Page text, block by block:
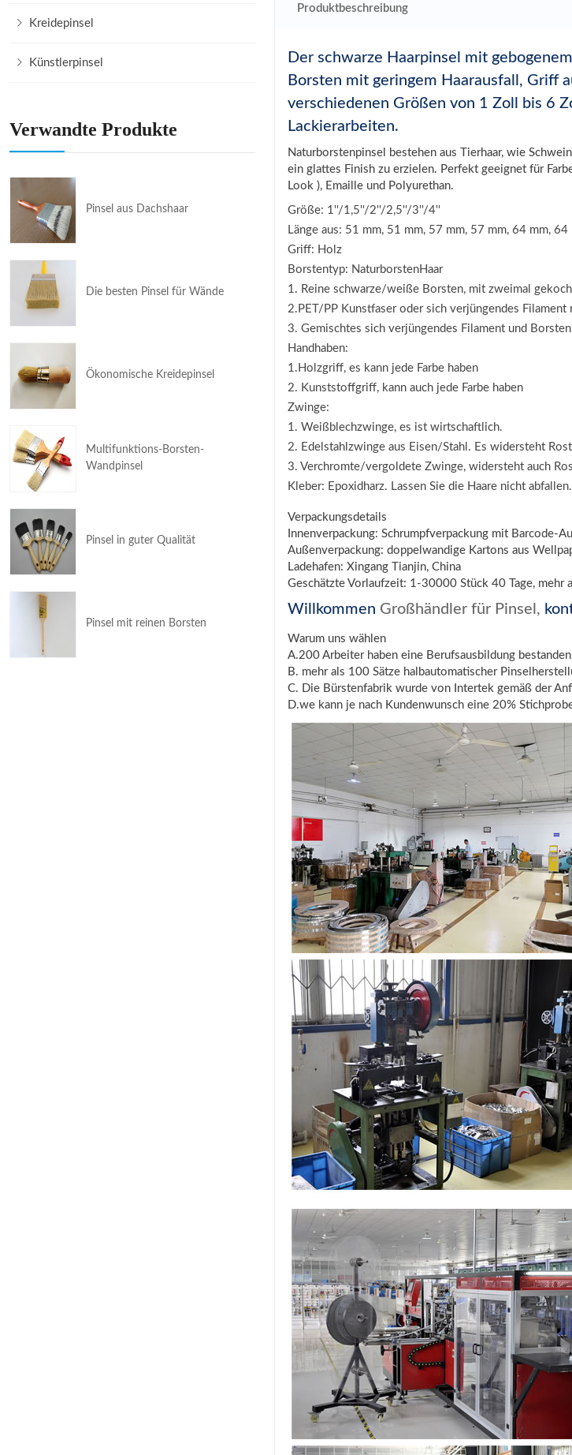
Produktbeschreibung
Der schwarze Haarpinsel mit
Borsten mit geringem Haarausfall, Griff
verschiedenen Größen von 1 Zoll bis 6
Lackierarbeiten.
Naturborstenpinsel bestehen aus Tierhaar, wie
ein glattes Finish zu erzielen. Perfekt geeignet für
Look ), Emaille und Polyurethan.
Größe: 1''/1,5''/2''/2,5''/3''/4''
Länge aus: 51 mm, 51 mm, 57 mm, 57 mm, 64 mm, 64
Griff: Holz
Borstentyp: NaturborstenHaar
1. Reine schwarze/weiße Borsten, mit zweimal
2.PET/PP Kunstfaser oder sich verjüngendes Filament
3. Gemischtes sich verjüngendes Filament und
Handhaben:
1.Holzgriff, es kann jede Farbe haben
2. Kunststoffgriff, kann auch jede Farbe haben
Zwinge:
1. Weißblechzwinge, es ist wirtschaftlich.
2. Edelstahlzwinge aus Eisen/Stahl. Es widersteht
3. Verchromte/vergoldete Zwinge, widersteht auch
Kleber: Epoxidharz. Lassen Sie die Haare nicht abfallen.
Verpackungsdetails
Innenverpackung: Schrumpfverpackung mit Barcode-
Außenverpackung: doppelwandige Kartons aus
Ladehafen: Xingang Tianjin, China
Geschätzte Vorlaufzeit: 1-30000 Stück 40 Tage, mehr
Willkommen Großhändler für Pinsel,
Warum uns wählen
A.200 Arbeiter haben eine Berufsausbildung
B. mehr als 100 Sätze halbautomatischer
C. Die Bürstenfabrik wurde von Intertek gemäß der
D.we kann je nach Kundenwunsch eine 20%
Kreidepinsel
Künstlerpinsel
Verwandte Produkte
Pinsel aus Dachshaar
Die besten Pinsel für Wände
Ökonomische Kreidepinsel
Multifunktions-Borsten-
Wandpinsel
Pinsel in guter Qualität
Pinsel mit reinen Borsten